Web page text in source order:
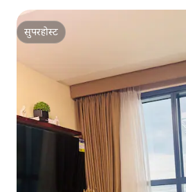
सुपरहोस्ट
सुपरहोस्ट